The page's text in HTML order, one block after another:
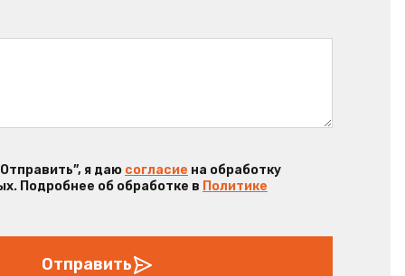
я даю согласие на обработку
Подробнее об обработке в Политике
Отправить